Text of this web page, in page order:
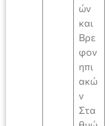
ών
και
Βρε
φον
ηπι
ακώ
ν
Στα